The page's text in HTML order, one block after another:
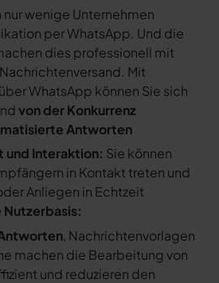
wenige Unternehmen
per WhatsApp. Und die
dies professionell mit
Mit
WhatsApp können Sie sich
von der Konkurrenz
Antworten
und Interaktion: Sie können
in Kontakt treten und
Anliegen in Echtzeit
Nutzerbasis:
, Nachrichtenvorlagen
machen die Bearbeitung von
und reduzieren den